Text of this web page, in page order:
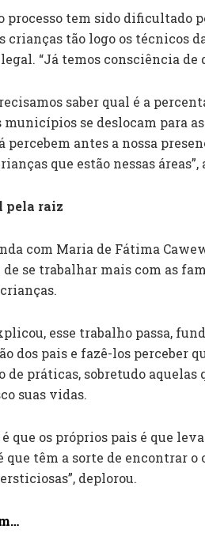
processo tem sido dificultado
crianças tão logo os técnicos
“Já temos consciência
saber qual é a
municípios se deslocam para
percebem antes a nossa
que estão nessas áreas”,
pela raiz
com Maria de Fátima
de se trabalhar mais com as
esse trabalho passa,
dos pais e fazê-los perceber
práticas, sobretudo aquelas
suas vidas.
é que os próprios pais é que
que têm a sorte de encontrar o
deplorou.